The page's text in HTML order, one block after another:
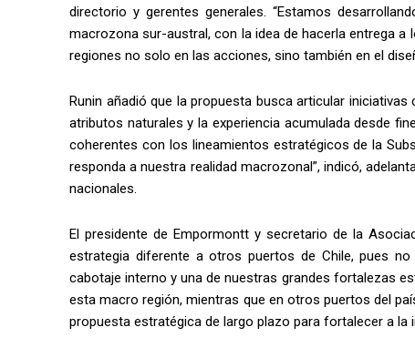
directorio y gerentes generales. “Estamos
macrozona sur-austral, con la idea de hacerla entrega
regiones no solo en las acciones, sino también en el
Runin añadió que la propuesta busca articular
atributos naturales y la experiencia acumulada desde
coherentes con los lineamientos estratégicos de la
responda a nuestra realidad macrozonal”, indicó,
nacionales.
El presidente de Empormontt y secretario de la
estrategia diferente a otros puertos de Chile, pues
cabotaje interno y una de nuestras grandes fortalezas
esta macro región, mientras que en otros puertos del
propuesta estratégica de largo plazo para fortalecer a la